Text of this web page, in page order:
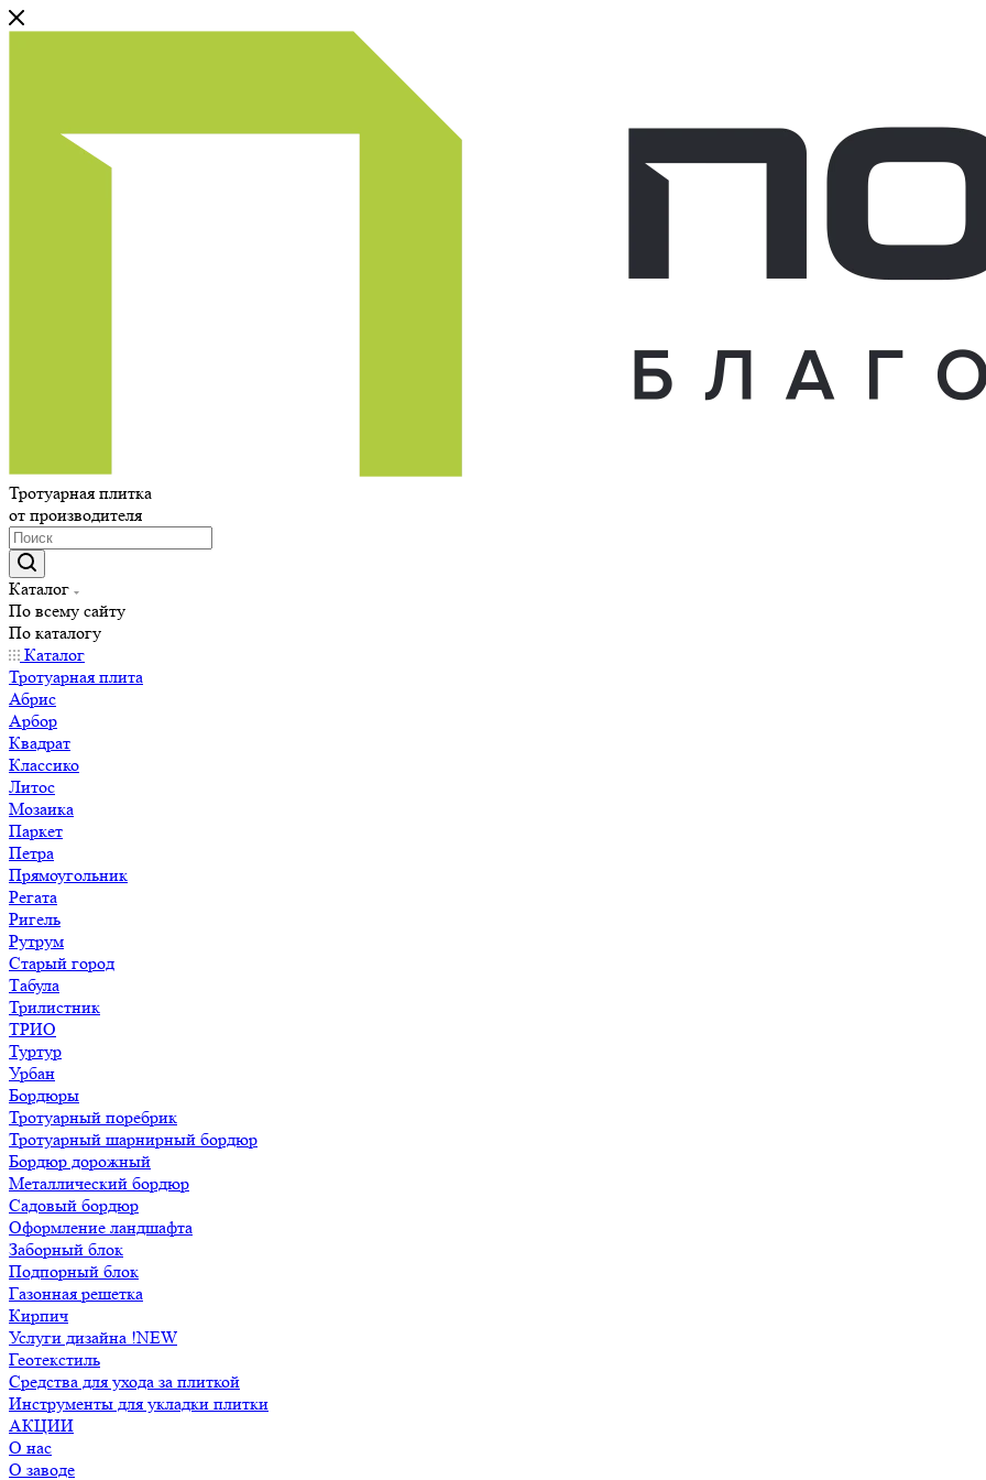
Тротуарная плитка
от производителя
Каталог
По всему сайту
По каталогу
Каталог
Тротуарная плита
Абрис
Арбор
Квадрат
Классико
Литос
Мозаика
Паркет
Петра
Прямоугольник
Регата
Ригель
Рутрум
Старый город
Табула
Трилистник
ТРИО
Туртур
Урбан
Бордюры
Тротуарный поребрик
Тротуарный шарнирный бордюр
Бордюр дорожный
Металлический бордюр
Садовый бордюр
Оформление ландшафта
Заборный блок
Подпорный блок
Газонная решетка
Кирпич
Услуги дизайна !NEW
Геотекстиль
Средства для ухода за плиткой
Инструменты для укладки плитки
АКЦИИ
О нас
О заводе